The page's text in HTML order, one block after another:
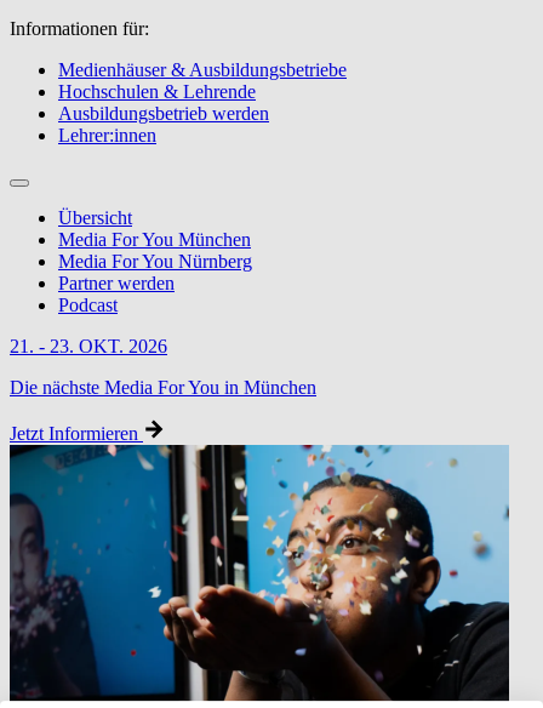
Informationen für:
Medienhäuser & Ausbildungsbetriebe
Hochschulen & Lehrende
Ausbildungsbetrieb werden
Lehrer:innen
Übersicht
Media For You München
Media For You Nürnberg
Partner werden
Podcast
21. - 23. OKT. 2026
Die nächste Media For You in München
Jetzt Informieren